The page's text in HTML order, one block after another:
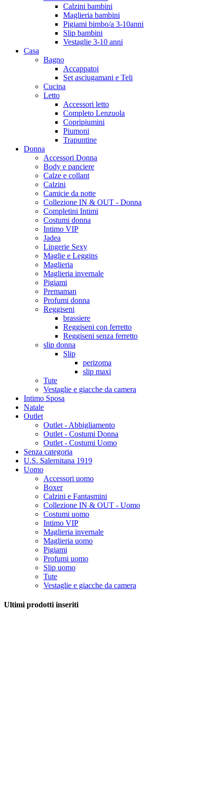
Calzini bambini
Maglieria bambini
Pigiami bimbo/a 3-10anni
Slip bambini
Vestaglie 3-10 anni
Casa
Bagno
Accappatoi
Set asciugamani e Teli
Cucina
Letto
Accessori letto
Completo Lenzuola
Copripiumini
Piumoni
Trapuntine
Donna
Accessori Donna
Body e panciere
Calze e collant
Calzini
Camicie da notte
Collezione IN & OUT - Donna
Completini Intimi
Costumi donna
Intimo VIP
Jadea
Lingerie Sexy
Maglie e Leggins
Maglieria
Maglieria invernale
Pigiami
Premaman
Profumi donna
Reggiseni
brassiere
Reggiseni con ferretto
Reggiseni senza ferretto
slip donna
Slip
perizoma
slip maxi
Tute
Vestaglie e giacche da camera
Intimo Sposa
Natale
Outlet
Outlet - Abbigliamento
Outlet - Costumi Donna
Outlet - Costumi Uomo
Senza categoria
U.S. Salernitana 1919
Uomo
Accessori uomo
Boxer
Calzini e Fantasmini
Collezione IN & OUT - Uomo
Costumi uomo
Intimo VIP
Maglieria invernale
Maglieria uomo
Pigiami
Profumi uomo
Slip uomo
Tute
Vestaglie e giacche da camera
Ultimi prodotti inseriti